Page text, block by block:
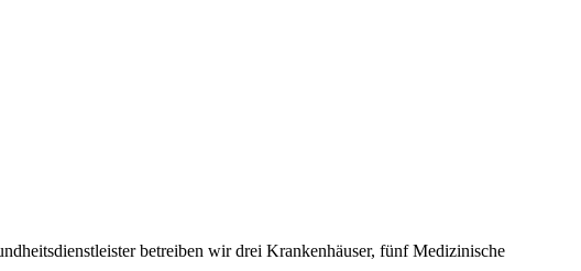
betreiben wir drei Krankenhäuser, fünf Medizinische